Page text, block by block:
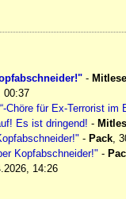
-
00:37
Chöre für Ex-Terrorist im
Es ist dringend! -
- Pack,
Kopfabschneider!" -
14:26